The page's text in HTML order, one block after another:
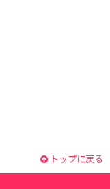
トップに戻る